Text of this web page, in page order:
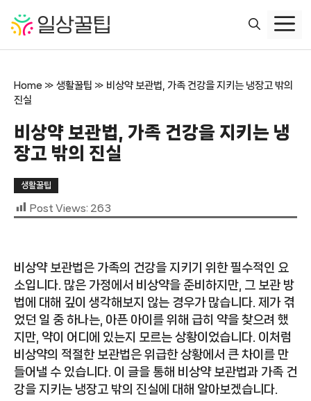
Home » 생활꿀팁 » 비상약 보관법, 가족 건강을 지키는 냉장고 밖의
진실
비상약 보관법, 가족 건강을 지키는 냉
장고 밖의 진실
생활꿀팁
Post Views: 263
비상약 보관법은 가족의 건강을 지키기 위한 필수적인 요
소입니다. 많은 가정에서 비상약을 준비하지만, 그 보관 방
법에 대해 깊이 생각해보지 않는 경우가 많습니다. 제가 겪
었던 일 중 하나는, 아픈 아이를 위해 급히 약을 찾으려 했
지만, 약이 어디에 있는지 모르는 상황이었습니다. 이처럼
비상약의 적절한 보관법은 위급한 상황에서 큰 차이를 만
들어낼 수 있습니다. 이 글을 통해 비상약 보관법과 가족 건
강을 지키는 냉장고 밖의 진실에 대해 알아보겠습니다.